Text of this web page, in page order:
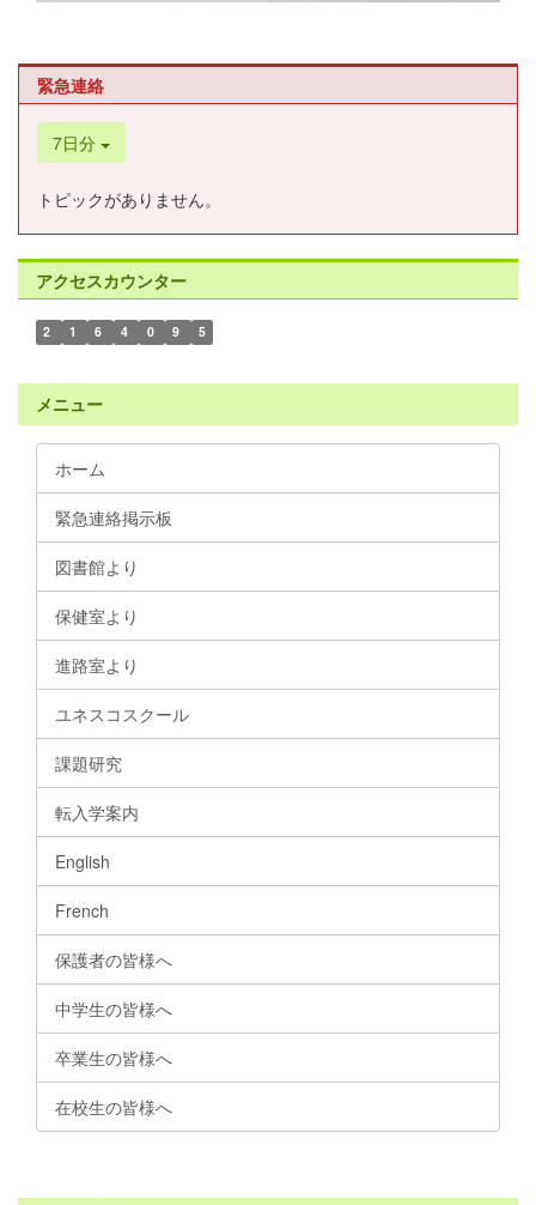
緊急連絡
7日分
トピックがありません。
アクセスカウンター
2 1 6 4 0 9 5
メニュー
ホーム
緊急連絡掲示板
図書館より
保健室より
進路室より
ユネスコスクール
課題研究
転入学案内
English
French
保護者の皆様へ
中学生の皆様へ
卒業生の皆様へ
在校生の皆様へ